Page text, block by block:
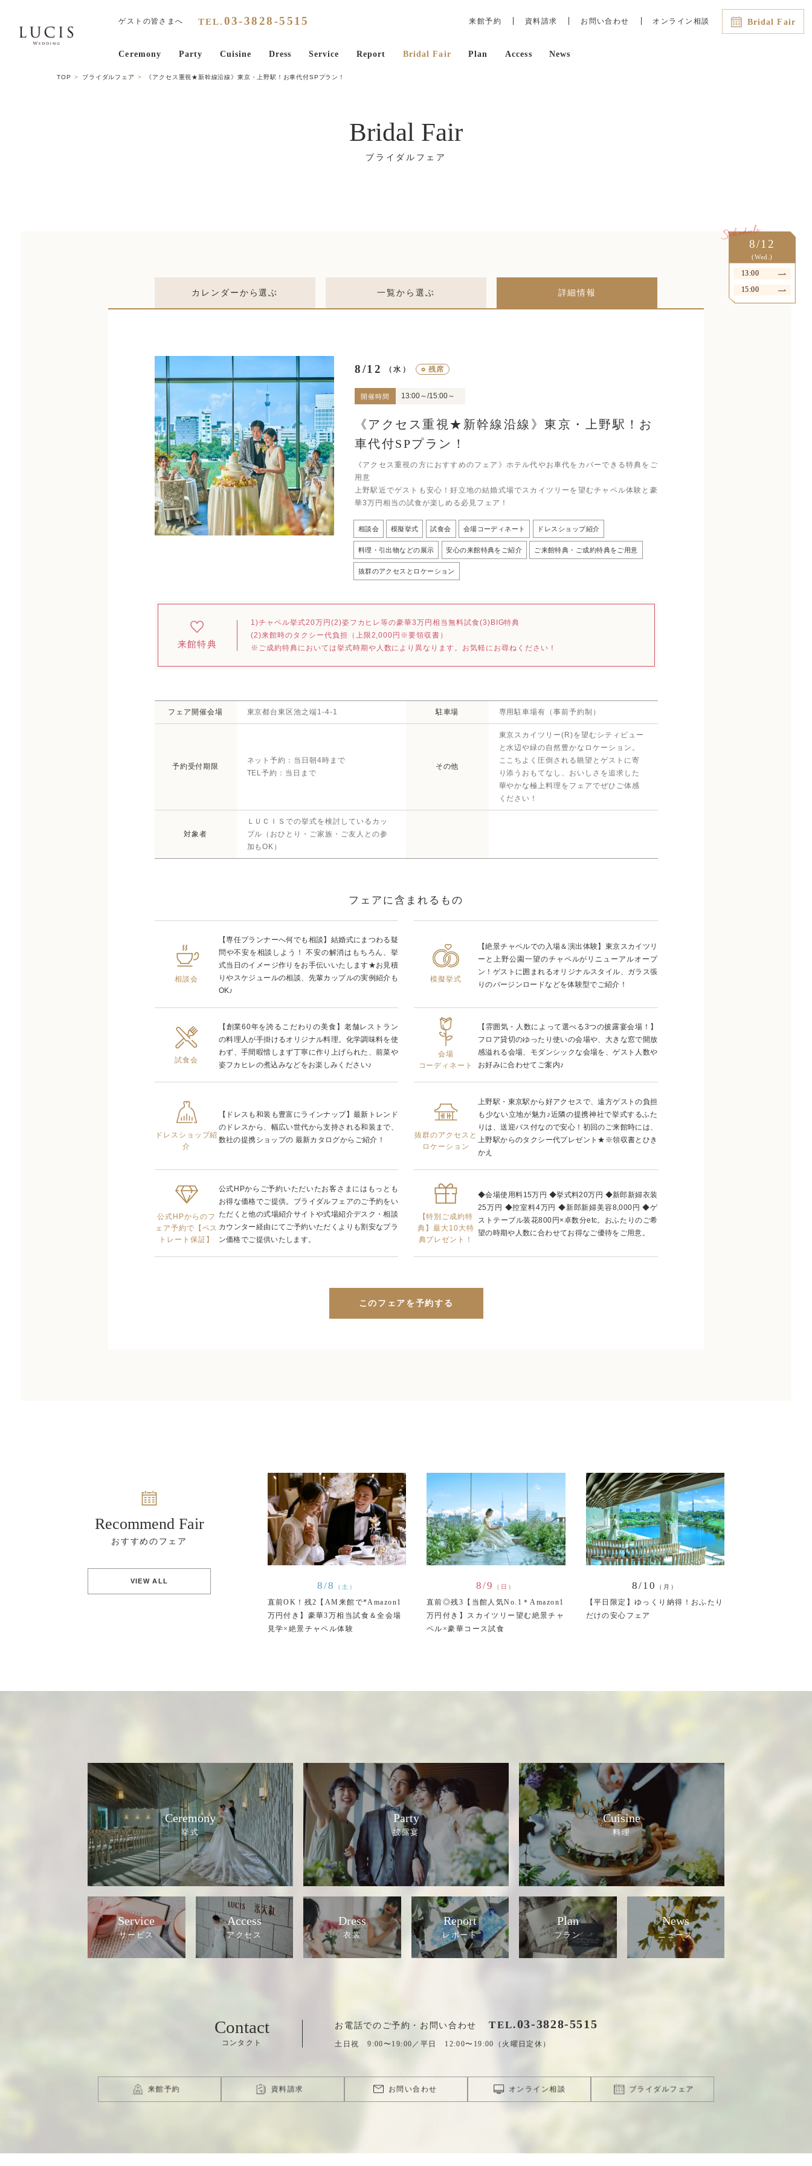
ゲストの皆さまへ TEL. 03-3828-5515 来館予約 資料請求 お問い合わせ オンライン相談 Bridal Fair
望む絶景チャペル×豪華コース試
Ceremony Party Cuisine Dress Service Report Bridal Fair Plan Access News
TOP ブライダルフェア 《アクセス重視★新幹線沿線》東京・上野駅！お車代付SPプラン！
Bridal Fair
8/12
(Wed.)
13:00
15:00
カレンダー から選ぶ 一覧から選ぶ 詳細情報
8/12 （水） ○ 残席
開催時間 13:00～/15:00～
《アクセス重視★新幹線沿線》東京・上野駅！お
車代付SPプラン！
《アクセス重視の方におすすめのフェア》ホテル代やお車代をカバーできる特典をご
用意
上野駅近でゲストも安心！好立地の結婚式場でスカイツリーを望むチャペル体験と豪
華3万円相当の試食が楽しめる必見フェア！
相談会 模擬挙式 試食会 会場コーディネート ドレスショップ紹介
料理・引出物などの展示 安心の来館特典をご紹介 ご来館特典・ご成約特典をご用意
抜群のアクセスとロケーション
来館特典
1)チャペル挙式20万円(2)姿フカヒレ等の豪華3万円相当無料試食(3)BIG特典
(2)来館時のタクシー代負担（上限2,000円※要領収書）
※ご成約特典においては挙式時期や人数により異なります。お気軽にお尋ねください！
フェア開催会場 東京都台東区池之端1-4-1 駐車場 専用駐車場有（事前予約制）
予約受付期限
ネット予約：当日朝4時まで
TEL予約：当日まで
その他
東京スカイツリー(R)を望むシティビュー
と水辺や緑の自然豊かなロケーション。
ここちよく圧倒される眺望とゲストに寄
り添うおもてなし、おいしさを追求した
華やかな極上料理をフェアでぜひご体感
ください！
対象者
ＬＵＣＩＳでの挙式を検討しているカッ
プル（おひとり・ご家族・ご友人との参
加もOK）
フェアに含まれるもの
相談会
【専任プランナーへ何でも相談】結婚式にまつわる疑
問や不安を相談しよう！ 不安の解消はもちろん、挙
式当日のイメージ作りをお手伝いいたします★お見積
りやスケジュールの相談、先輩カップルの実例紹介も
OK♪
模擬挙式
【絶景チャペルでの入場＆演出体験】東京スカイツリ
ーと上野公園一望のチャペルがリニューアルオープ
ン！ゲストに囲まれるオリジナルスタイル、ガラス張
りのバージンロードなどを体験型でご紹介！
試食会
【創業60年を誇るこだわりの美食】老舗レストラン
の料理人が手掛けるオリジナル料理。化学調味料を使
わず、手間暇惜しまず丁寧に作り上げられた、前菜や
姿フカヒレの煮込みなどをお楽しみください♪
会場
コーディネート
【雰囲気・人数によって選べる3つの披露宴会場！】
フロア貸切のゆったり使いの会場や、大きな窓で開放
感溢れる会場、モダンシックな会場を、ゲスト人数や
お好みに合わせてご案内♪
ドレスショップ紹
介
【ドレスも和装も豊富にラインナップ】最新トレンド
のドレスから、幅広い世代から支持される和装まで、
数社の提携ショップの 最新カタログからご紹介！
抜群のアクセスと
ロケーション
上野駅・東京駅から好アクセスで、遠方ゲストの負担
も少ない立地が魅力♪近隣の提携神社で挙式するふた
りは、送迎バス付なので安心！初回のご来館時には、
上野駅からのタクシー代プレゼント★※領収書とひき
かえ
公式HPからのフ
ェア予約で【ベス
トレート保証】
公式HPからご予約いただいたお客さまにはもっとも
お得な価格でご提供。ブライダルフェアのご予約をい
ただくと他の式場紹介サイトや式場紹介デスク・相談
カウンター経由にてご予約いただくよりも割安なプラ
ン価格でご提供いたします。
【特別ご成約特
典】最大10大特
典プレゼント！
◆会場使用料15万円 ◆挙式料20万円 ◆新郎新婦衣装
25万円 ◆控室料4万円 ◆新郎新婦美容8,000円 ◆ゲ
ストテーブル装花800円×卓数分etc。おふたりのご希
望の時期や人数に合わせてお得なご優待をご用意。
このフェアを予約する
Recommend Fair
8/8 （土）
直前OK！残2【AM来館で*Amazon1
万円付き】豪華3万相当試食＆全会場
見学×絶景チャペル体験
8/9 （日）
直前◎残3【当館人気No.1＊Amazon1
万円付き】スカイツリー望む絶景チャ
ペル×豪華コース試食
8/10 （月）
【平日限定】ゆっくり納得！おふたり
だけの安心フェア
VIEW ALL
Ceremony Party Cuisine
Service Access Dress Report Plan News
Contact お電話でのご予約・お問い合わせ TEL.03-3828-5515
土日祝 9:00〜19:00／平日 12:00〜19:00（火曜日定休）
来館予約 資料請求 お問い合わせ オンライン相談 ブライダルフェア